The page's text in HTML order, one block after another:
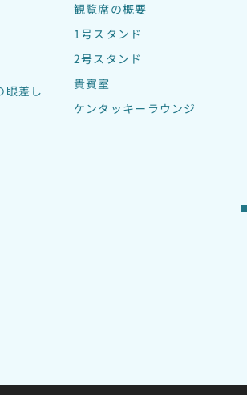
眼差し
観覧席の概要
1号スタンド
2号スタンド
貴賓室
ケンタッキーラウンジ